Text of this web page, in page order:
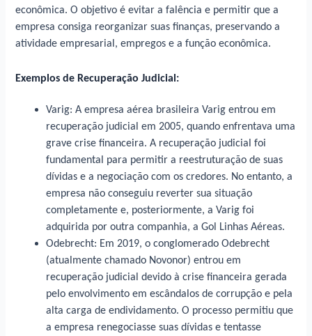
econômica. O objetivo é evitar a falência e permitir que a
empresa consiga reorganizar suas finanças, preservando a
atividade empresarial, empregos e a função econômica.
Exemplos de Recuperação Judicial:
Varig: A empresa aérea brasileira Varig entrou em
recuperação judicial em 2005, quando enfrentava uma
grave crise financeira. A recuperação judicial foi
fundamental para permitir a reestruturação de suas
dívidas e a negociação com os credores. No entanto, a
empresa não conseguiu reverter sua situação
completamente e, posteriormente, a Varig foi
adquirida por outra companhia, a Gol Linhas Aéreas.
Odebrecht: Em 2019, o conglomerado Odebrecht
(atualmente chamado Novonor) entrou em
recuperação judicial devido à crise financeira gerada
pelo envolvimento em escândalos de corrupção e pela
alta carga de endividamento. O processo permitiu que
a empresa renegociasse suas dívidas e tentasse